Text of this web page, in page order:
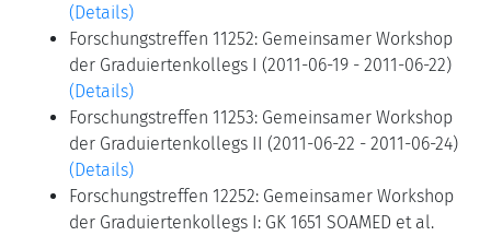
(Details)
Forschungstreffen 11252: Gemeinsamer Workshop
der Graduiertenkollegs I (2011-06-19 - 2011-06-22)
(Details)
Forschungstreffen 11253: Gemeinsamer Workshop
der Graduiertenkollegs II (2011-06-22 - 2011-06-24)
(Details)
Forschungstreffen 12252: Gemeinsamer Workshop
der Graduiertenkollegs I: GK 1651 SOAMED et al.